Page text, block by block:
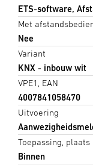
ETS-software,
Met
Nee
Variant
KNX - inbouw wit
VPE1, EAN
4007841058470
Uitvoering
Toepassing, plaats
Binnen